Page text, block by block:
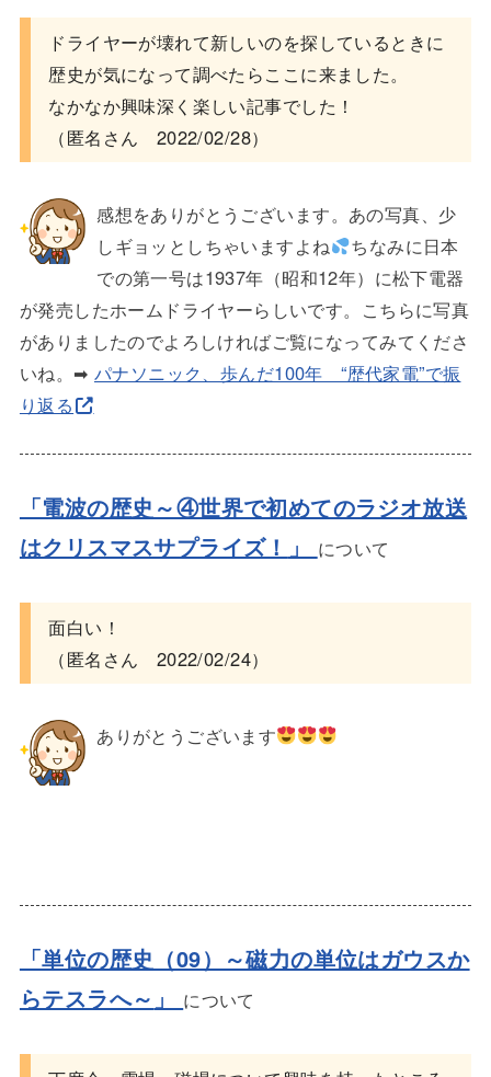
ドライヤーが壊れて新しいのを探しているときに
歴史が気になって調べたらここに来ました。
なかなか興味深く楽しい記事でした！
（匿名さん 2022/02/28）
感想をありがとうございます。あの写真、少
しギョッとしちゃいますよね
ちなみに日本
での第一号は1937年（昭和12年）に松下電器
が発売したホームドライヤーらしいです。こちらに写真
がありましたのでよろしければご覧になってみてくださ
いね。➡ パナソニック、歩んだ100年 “歴代家電”で振
り返る
「電波の歴史～④世界で初めてのラジオ放送
はクリスマスサプライズ！ 」 について
面白い！
（匿名さん 2022/02/24）
ありがとうございます
「単位の歴史（09）～磁力の単位はガウスか
らテスラへ～ 」 について